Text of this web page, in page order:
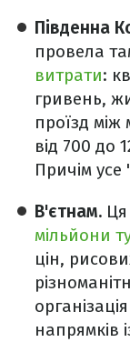
Південна
провела
витрати:
гривень,
проїзд між
від 700 до
Причім усе
В'єтнам.
мільйони
цін,
напрямків